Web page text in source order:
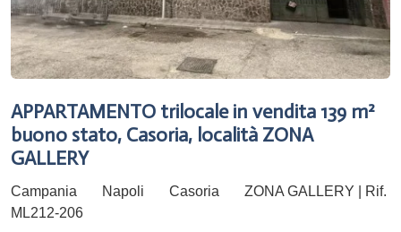
APPARTAMENTO trilocale in vendita 139 m²
buono stato, Casoria, località ZONA
GALLERY
Campania Napoli Casoria
ZONA GALLERY | Rif.
ML212-206